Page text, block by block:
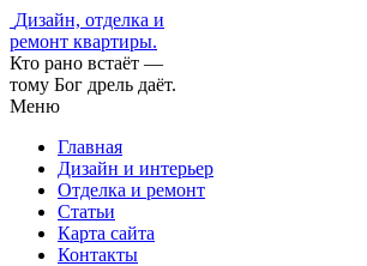
Дизайн, отделка и
ремонт квартиры.
Кто рано встаёт —
тому Бог дрель даёт.
Меню
Главная
Дизайн и интерьер
Отделка и ремонт
Статьи
Карта сайта
Контакты